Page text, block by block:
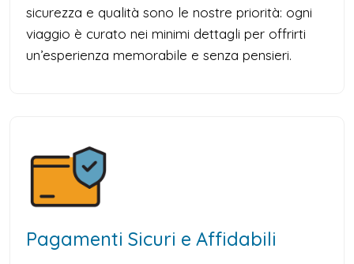
sicurezza e qualità sono le nostre priorità: ogni
viaggio è curato nei minimi dettagli per offrirti
un’esperienza memorabile e senza pensieri.
Pagamenti Sicuri e Affidabili